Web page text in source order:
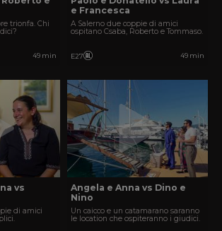
trionfa. Chi
49 min
e Francesca
A Salerno due coppie di amici
ospitano Csaba, Roberto e Tommaso.
E27 49 min
vs
di amici
Angela e Anna vs Dino e
Nino
Un caicco e un catamarano saranno
le location che ospiteranno i giudici.